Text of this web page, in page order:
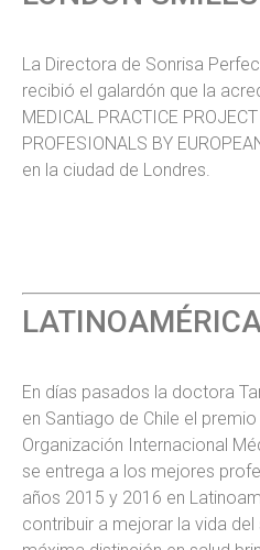
La Directora de Sonrisa
recibió el galardón que la
MEDICAL PRACTICE
PROFESIONALS BY
en la ciudad de Londres.
En días pasados la doctora
en Santiago de Chile el
Organización Internacional
se entrega a los mejores
años 2015 y 2016 en
contribuir a mejorar la vida